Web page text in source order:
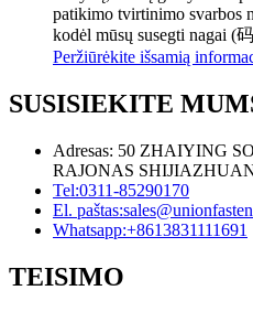
patikimo tvirtinimo svarbos
kodėl mūsų susegti nagai (
Peržiūrėkite išsamią
SUSISIEKITE
Adresas: 50 ZHAIYING
RAJONAS
Tel:0311-85290170
El. paštas:
Whatsapp:+8613831111691
TEISIMO